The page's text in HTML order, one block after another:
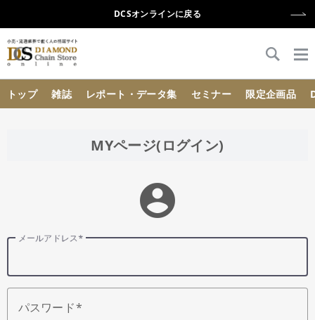
DCSオンラインに戻る
トップ 雑誌 レポート・データ集 セミナー 限定企画品
MYページ(ログイン)
account_circle
メールアドレス
パスワード